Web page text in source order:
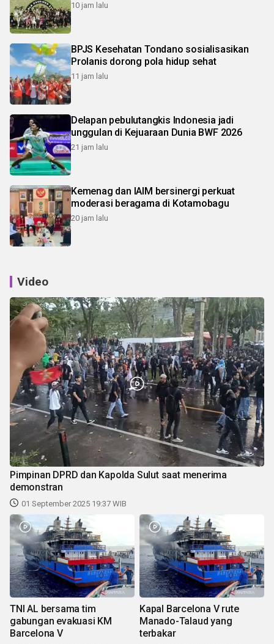
10 jam lalu
BPJS Kesehatan Tondano sosialisasikan
Prolanis dorong pola hidup sehat
11 jam lalu
Delapan pebulutangkis Indonesia jadi
unggulan di Kejuaraan Dunia BWF 2026
21 jam lalu
Kemenag dan IAIM bersinergi perkuat
moderasi beragama di Kotamobagu
20 jam lalu
Video
Pimpinan DPRD dan Kapolda Sulut saat menerima
demonstran
01 September 2025 19:37 WIB
TNI AL bersama tim
gabungan evakuasi KM
Barcelona V
Kapal Barcelona V rute
Manado-Talaud yang
terbakar